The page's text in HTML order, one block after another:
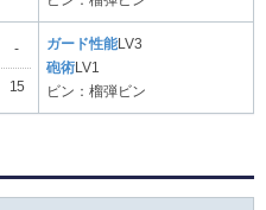
-
15
ガード性能 LV3
砲術 LV1
ビン：榴弾ビン